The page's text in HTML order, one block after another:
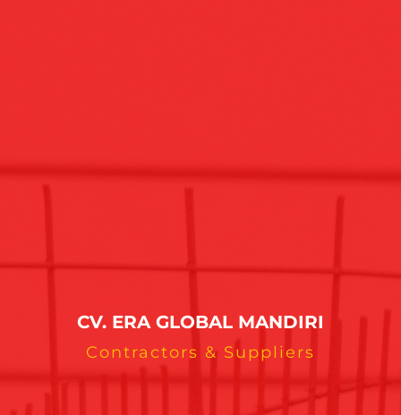
CV. ERA GLOBAL MANDIRI
Contractors & Suppliers